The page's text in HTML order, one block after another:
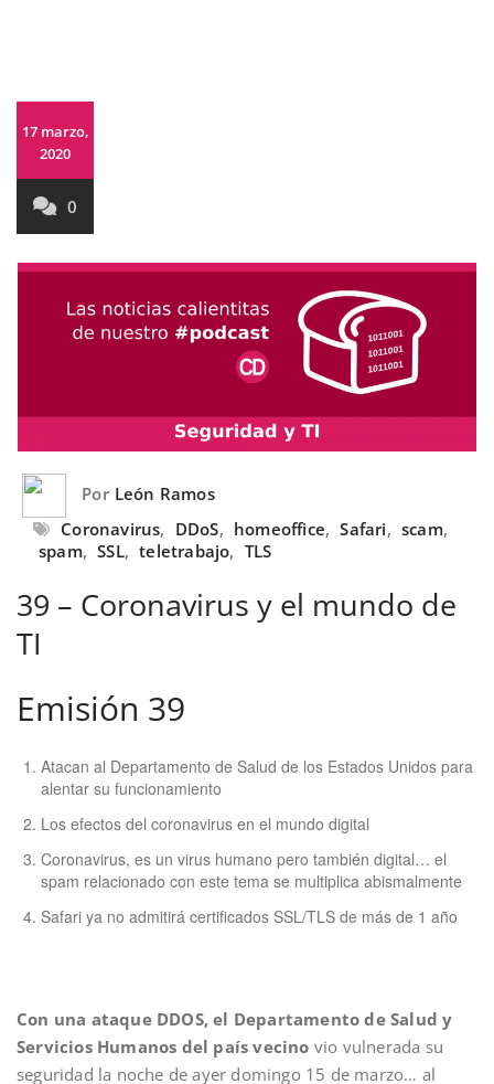
17 marzo,
2020
0
Por León Ramos
Coronavirus, DDoS, homeoffice, Safari, scam,
spam, SSL, teletrabajo, TLS
39 – Coronavirus y el mundo de
TI
Emisión 39
Atacan al Departamento de Salud de los Estados Unidos para
alentar su funcionamiento
Los efectos del coronavirus en el mundo digital
Coronavirus, es un virus humano pero también digital… el
spam relacionado con este tema se multiplica abismalmente
Safari ya no admitirá certificados SSL/TLS de más de 1 año
Con una ataque DDOS, el Departamento de Salud y
Servicios Humanos del país vecino vio vulnerada su
seguridad la noche de ayer domingo 15 de marzo… al